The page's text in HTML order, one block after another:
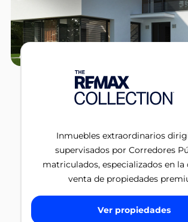
Inmuebles extraordinarios
supervisados por Corredores
matriculados, especializados en la
venta de propiedades
Ver propiedades